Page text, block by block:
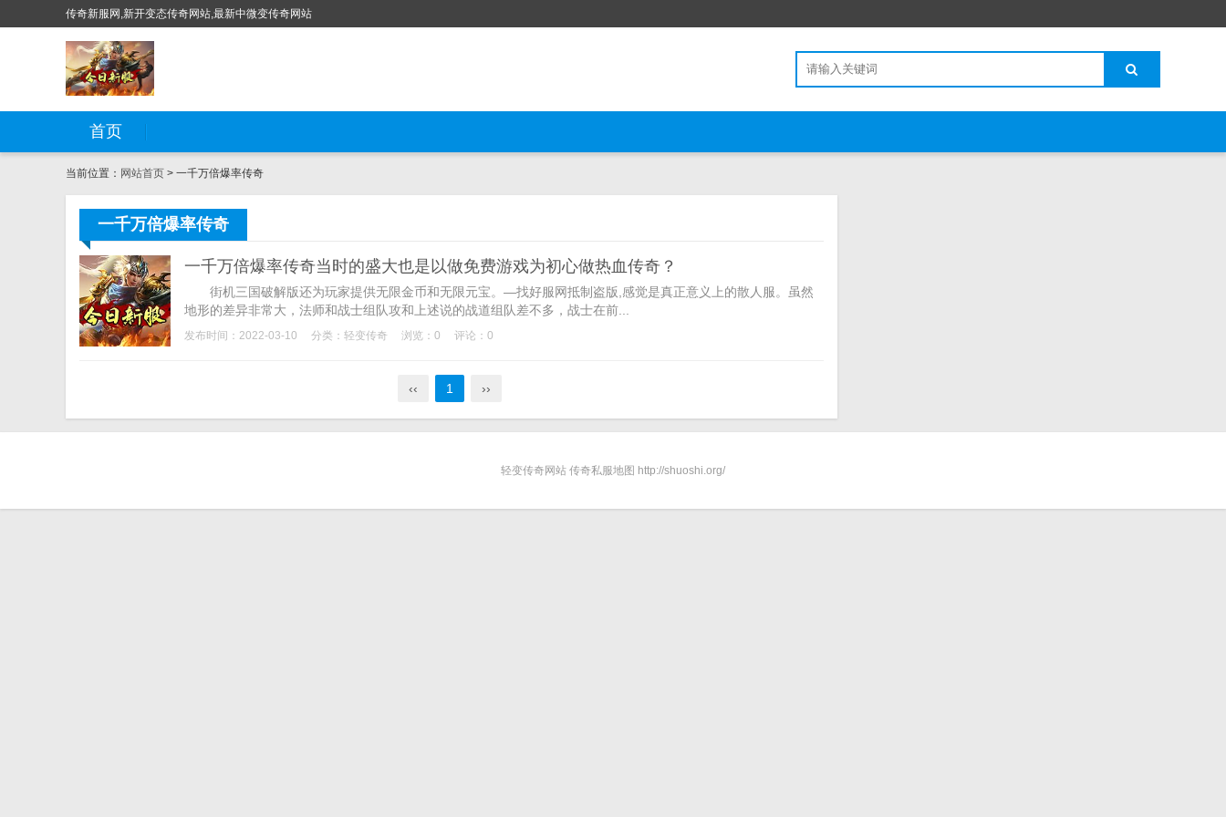
传奇新服网,新开变态传奇网站,最新中微变传奇网站
首页
当前位置： 网站首页 > 一千万倍爆率传奇
一千万倍爆率传奇
一千万倍爆率传奇当时的盛大也是以做免费游戏为初心做热血传奇？
街机三国破解版还为玩家提供无限金币和无限元宝。—找好服网抵制盗版,感觉是真正意义上的散人服。虽然
地形的差异非常大，法师和战士组队攻和上述说的战道组队差不多，战士在前...
发布时间：2022-03-10 分类： 轻变传奇 浏览：0 评论：0
‹‹ 1 ››
轻变传奇网站 传奇私服地图 http://shuoshi.org/